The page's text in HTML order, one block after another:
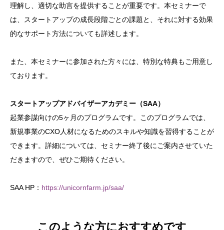
理解し、適切な助言を提供することが重要です。本セミナーで
は、スタートアップの成長段階ごとの課題と、それに対する効果
的なサポート方法についても詳述します。
また、本セミナーに参加された方々には、特別な特典もご用意し
ております。
スタートアップアドバイザーアカデミー（SAA）
起業参謀向けの5ヶ月のプログラムです。このプログラムでは、
新規事業のCXO人材になるためのスキルや知識を習得することが
できます。詳細については、セミナー終了後にご案内させていた
だきますので、ぜひご期待ください。
SAA HP： https://unicornfarm.jp/saa/
このような方におすすめです